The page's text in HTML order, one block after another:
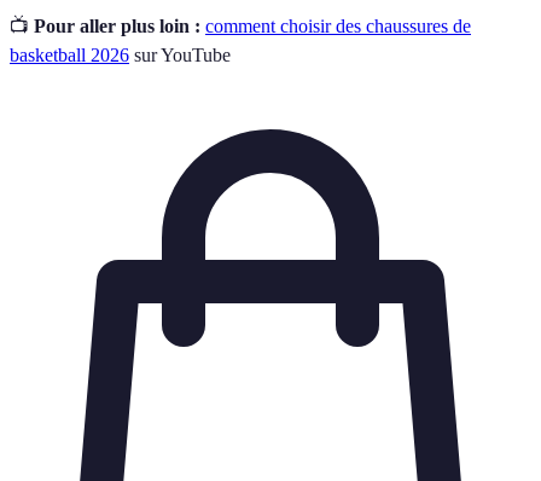
📺 Pour aller plus loin : comment choisir des chaussures de
basketball 2026 sur YouTube